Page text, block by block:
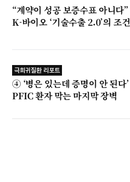
“계약이 성공 보증수표 아니다”
K-바이오 ‘기술수출 2.0’의 조건
극희귀질환 리포트
④ ‘병은 있는데 증명이 안 된다’
PFIC 환자 막는 마지막 장벽